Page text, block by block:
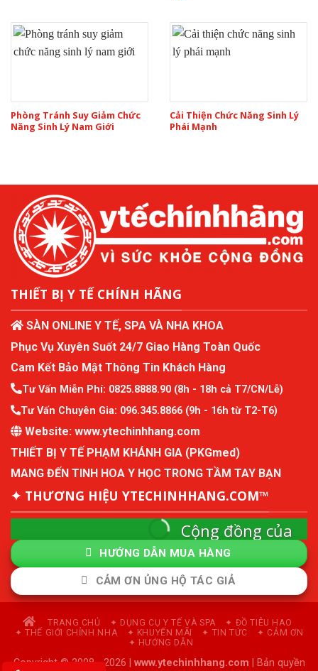
Phòng Tránh Suy Giảm Chức
Năng Sinh Lý Nam Giới
Cải Thiện Chức Năng Sinh Lý
Phái Mạnh
THIẾT BỊ Y TẾ CHÍNH HÃNG
SÀN ONLINE Y TẾ, SPA VÀ NHA KHOA
Phục Vụ Xuyên Suốt 24/7 Giao Hàng Toàn Quốc
Cam Kết Bảo Mật Thông Tin Khách Hàng
Tư Vấn Miễn Phí: 0825.8888.90 (8h - 18h cả T7/CN/Lễ)
Tư Vấn Chuyên Gia: 096.345.8866 (9h - 16h từ T2-T6)
Website: www.ytechinhhang.com
THIẾT BỊ Y TẾ PHẠM KHÁNH GIA (PKGmed)
MANG ĐẾN TINH HOA Y HỌC TRONG TẦM TAY BẠN
✦ THƯƠNG HIỆU YTECHINHHANG.COM™
Cộng đồng của
ytechinhhang
Cộng đồng mô hình kinh tế thành viên và quản
lý sức khỏe chủ động.
Tham Gia Cộng Đồng
HƯỚNG DẪN MUA HÀNG
CẢM ƠN ỦNG HỘ TÁC GIẢ
TRANG CHỦ ✦ DỤNG CỤ Y TẾ VÀ SPA
✦ ĐỒ TIÊU HAO
✦ THẾ GIỚI CHỈNH NHA
✦ KHUYẾN MÃI ✦ TIN TỨC
✦ CẢM ƠN
✦ HƯỚNG DẪN
Copyright © 2008 - 2026 | www.ytechinhhang.com | Bản quyền